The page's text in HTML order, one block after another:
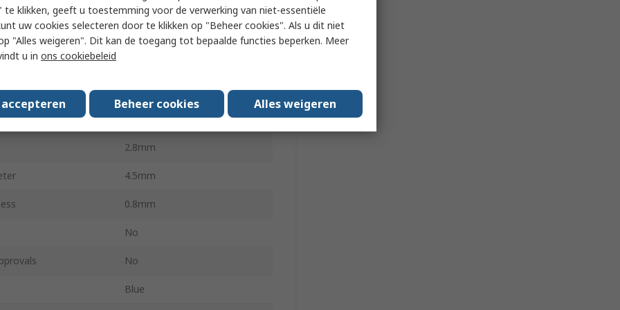
Size mm² 1mm²
18mm
Size AWG
Size mm² 2.6mm²
9mm
2.8mm
4.5mm
0.8mm
No
No
Blue
te klikken, geeft u toestemming voor de verwerking van niet-essentiële
uw cookies selecteren door te klikken op "Beheer cookies". Als u dit niet
"Alles weigeren". Dit kan de toegang tot bepaalde functies beperken. Meer
u in ons cookiebeleid
Beheer cookies Alles weigeren